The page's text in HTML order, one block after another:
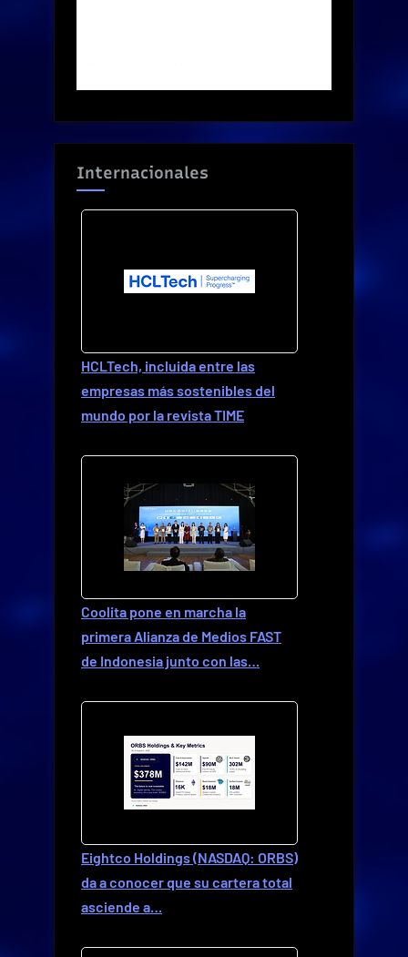
Internacionales
HCLTech, incluida entre las
empresas más sostenibles del
mundo por la revista TIME
Coolita pone en marcha la
primera Alianza de Medios FAST
de Indonesia junto con las…
Eightco Holdings (NASDAQ: ORBS)
da a conocer que su cartera total
asciende a…